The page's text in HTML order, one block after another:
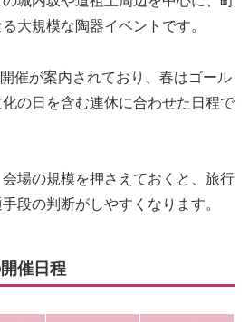
大規模な陶器イベントです。
催が案内されており、春はゴール
の日を含む連休に合わせた日程で
場の規模を押さえておくと、旅行
段の判断がしやすくなります。
催日程